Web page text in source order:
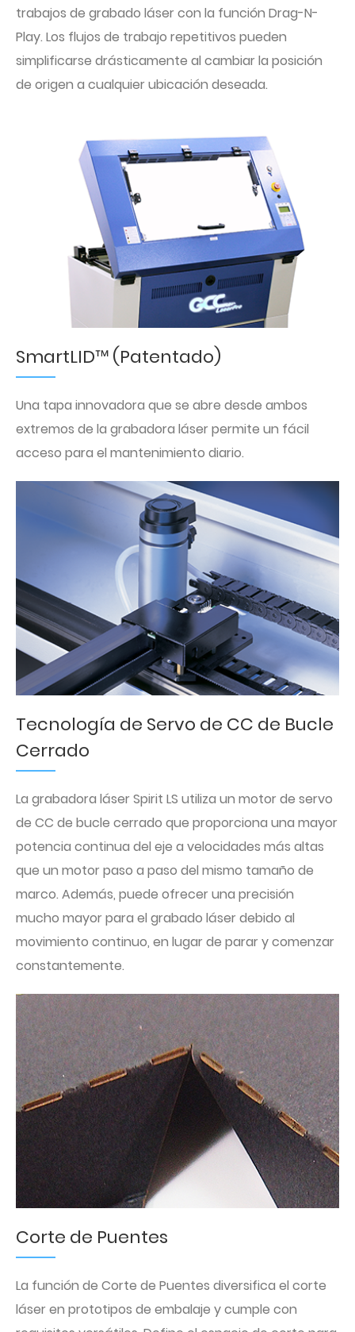
trabajos de grabado láser con la función Drag-N-
Play. Los flujos de trabajo repetitivos pueden
simplificarse drásticamente al cambiar la posición
de origen a cualquier ubicación deseada.
SmartLID™ (Patentado)
Una tapa innovadora que se abre desde ambos
extremos de la grabadora láser permite un fácil
acceso para el mantenimiento diario.
Tecnología de Servo de CC de Bucle
Cerrado
La grabadora láser Spirit LS utiliza un motor de servo
de CC de bucle cerrado que proporciona una mayor
potencia continua del eje a velocidades más altas
que un motor paso a paso del mismo tamaño de
marco. Además, puede ofrecer una precisión
mucho mayor para el grabado láser debido al
movimiento continuo, en lugar de parar y comenzar
constantemente.
Corte de Puentes
La función de Corte de Puentes diversifica el corte
láser en prototipos de embalaje y cumple con